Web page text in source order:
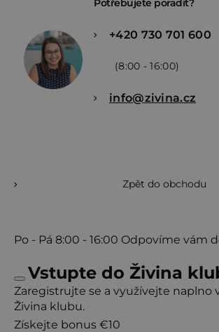
+420 730 701 600
(8:00 - 16:00)
info@zivina.cz
Zpět do obchodu
Po - Pá 8:00 - 16:00 Odpovíme vám
Vstupte do Živina
Zaregistrujte se a využívejte naplno
Živina klubu.
Získejte bonus €10